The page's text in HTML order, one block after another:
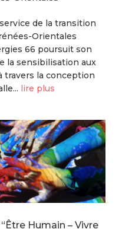
de la transition
Orientales
66 poursuit son
la sensibilisation aux
travers la conception
lire plus
Humain – Vivre